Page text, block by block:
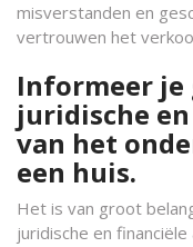
misverstanden en
vertrouwen het
Informeer je
juridische
van het
een huis.
Het is van groot
juridische en